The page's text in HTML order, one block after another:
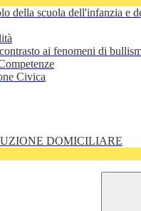
della scuola dell'infanzia e
ai fenomeni di
Civica
DOMICILIARE